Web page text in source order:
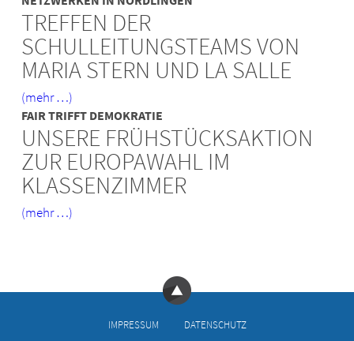
TREFFEN DER
SCHULLEITUNGSTEAMS VON
MARIA STERN UND LA SALLE
(mehr …)
FAIR TRIFFT DEMOKRATIE
UNSERE FRÜHSTÜCKSAKTION
ZUR EUROPAWAHL IM
KLASSENZIMMER
(mehr …)
IMPRESSUM DATENSCHUTZ